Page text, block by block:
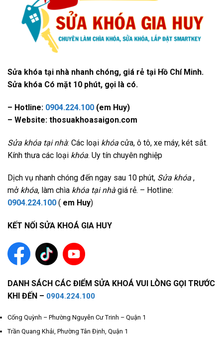
Sửa khóa tại nhà nhanh chóng, giá rẻ tại Hồ Chí Minh.
Sửa khóa Có mặt 10 phút, gọi là có.
– Hotline: 0904.224.100 (em Huy)
– Website: thosuakhoasaigon.com
Sửa khóa tại nhà: Các loại khóa cửa, ô tô, xe máy, két sắt.
Kính thưa các loại khóa. Uy tín chuyên nghiệp
Dịch vụ nhanh chóng đến ngay sau 10 phút, Sửa khóa ,
mở khóa, làm chìa khóa tại nhà giá rẻ. – Hotline:
0904.224.100 ( em Huy)
KẾT NỐI SỬA KHOÁ GIA HUY
DANH SÁCH CÁC ĐIỂM SỬA KHOÁ VUI LÒNG GỌI TRƯỚC
KHI ĐẾN – 0904.224.100
Cống Quỳnh – Phường Nguyễn Cư Trinh – Quận 1
Trần Quang Khải, Phường Tân Định, Quận 1